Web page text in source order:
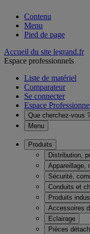
Contenu
Menu
Pied de page
Accueil du site legrand.fr
Espace professionnels
Liste de matériel
Comparateur
Se connecter
Espace
Que cherchez-vous ?
Menu
Produits
Distribution,
Appareillage,
Sécurité,
Conduits et
Produits
Accessoires
Eclairage
Pièces